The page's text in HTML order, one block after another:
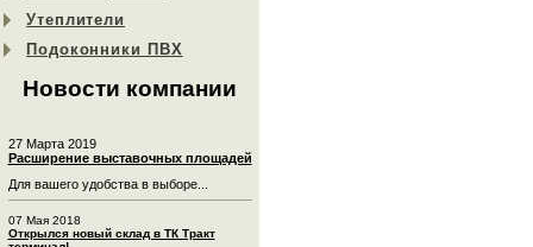
Утеплители
Подоконники ПВХ
Новости компании
27 Марта 2019
Расширение выставочных площадей
Для вашего удобства в выборе...
07 Мая 2018
Открылся новый склад в ТК Тракт